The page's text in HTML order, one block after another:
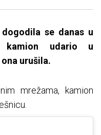
dogodila se danas u
udario u
urušila.
mrežama, kamion